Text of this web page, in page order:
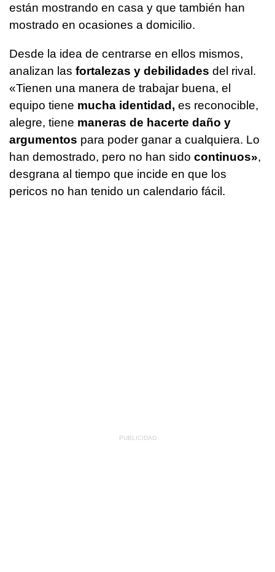
están mostrando en casa y que también han
mostrado en ocasiones a domicilio.
Desde la idea de centrarse en ellos mismos,
analizan las fortalezas y debilidades del rival.
«Tienen una manera de trabajar buena, el
equipo tiene mucha identidad, es reconocible,
alegre, tiene maneras de hacerte daño y
argumentos para poder ganar a cualquiera. Lo
han demostrado, pero no han sido continuos»,
desgrana al tiempo que incide en que los
pericos no han tenido un calendario fácil.